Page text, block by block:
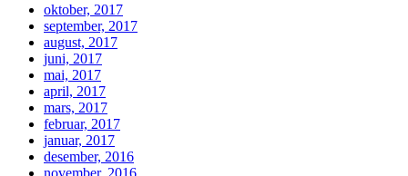
oktober, 2017
september, 2017
august, 2017
juni, 2017
mai, 2017
april, 2017
mars, 2017
februar, 2017
januar, 2017
desember, 2016
november, 2016